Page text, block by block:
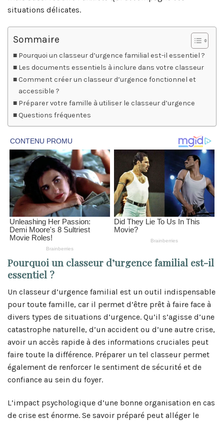
situations délicates.
Sommaire
Pourquoi un classeur d’urgence familial est-il essentiel ?
Les documents essentiels à inclure dans votre classeur
Comment créer un classeur d’urgence fonctionnel et
accessible ?
Préparer votre famille à utiliser le classeur d’urgence
Questions fréquentes
Pourquoi un classeur d’urgence familial est-il
essentiel ?
Un classeur d’urgence familial est un outil indispensable
pour toute famille, car il permet d’être prêt à faire face à
divers types de situations d’urgence. Qu’il s’agisse d’une
catastrophe naturelle, d’un accident ou d’une autre crise,
avoir un accès rapide à des informations cruciales peut
faire toute la différence. Préparer un tel classeur permet
également de renforcer le sentiment de sécurité et de
confiance au sein du foyer.
L’impact psychologique d’une bonne organisation en cas
de crise est énorme. Se savoir préparé peut alléger le